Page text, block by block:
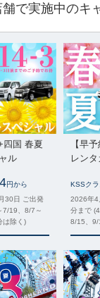
舗で実施中のキ
四国 春夏
ル
円から
30日 ご出発
7/19、8/7～
は除く)
【早
レン
KSSク
2026年4
分まで
8/15、9/